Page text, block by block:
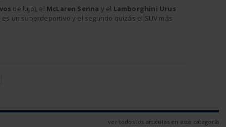
de lujo), el McLaren Senna y el Lamborghini Urus
un superdeportivo y el segundo quizás el SUV más
ver todos los artículos en esta categoría